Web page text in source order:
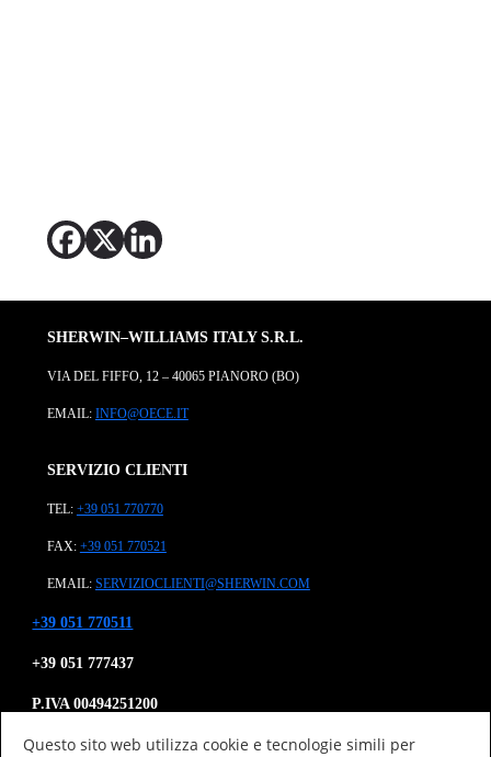
SHERWIN–WILLIAMS ITALY S.R.L.
VIA DEL FIFFO, 12 – 40065 PIANORO (BO)
EMAIL: INFO@OECE.IT
SERVIZIO CLIENTI
TEL: +39 051 770770
FAX: +39 051 770521
EMAIL: SERVIZIOCLIENTI@SHERWIN.COM
+39 051 770511
+39 051 777437
P.IVA 00494251200
CF 08866930
Questo sito web utilizza cookie e tecnologie simili per